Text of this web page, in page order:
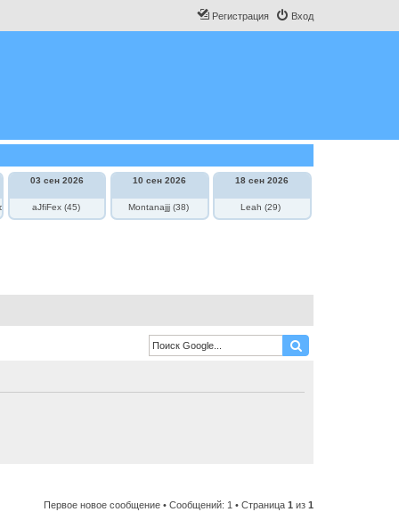
Вход
Регистрация
03 сен 2026
aJfiFex (45)
10 сен 2026
Montanajjj (38)
18 сен 2026
Leah (29)
Первое новое сообщение • Сообщений: 1 • Страница 1 из 1